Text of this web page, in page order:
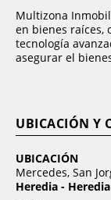
Multizona
en bienes raíces,
tecnología
asegurar el
UBICACIÓN Y
UBICACIÓN
Mercedes, San
Heredia -